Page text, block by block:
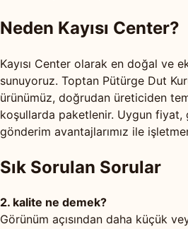
Neden Kayısı Center?
Kayısı Center olarak en doğal ve
sunuyoruz. Toptan Pütürge Dut
ürünümüz, doğrudan üreticiden
koşullarda paketlenir. Uygun fiyat,
gönderim avantajlarımız ile
Sık Sorulan Sorular
2. kalite ne demek?
Görünüm açısından daha küçük